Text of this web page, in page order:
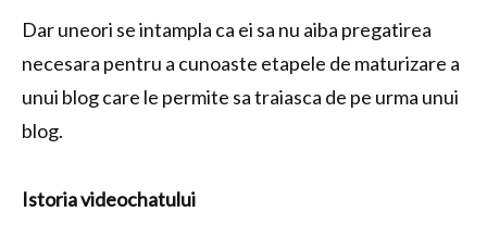
Dar uneori se intampla ca ei sa nu aiba pregatirea
necesara pentru a cunoaste etapele de maturizare a
unui blog care le permite sa traiasca de pe urma unui
blog.
Istoria videochatului